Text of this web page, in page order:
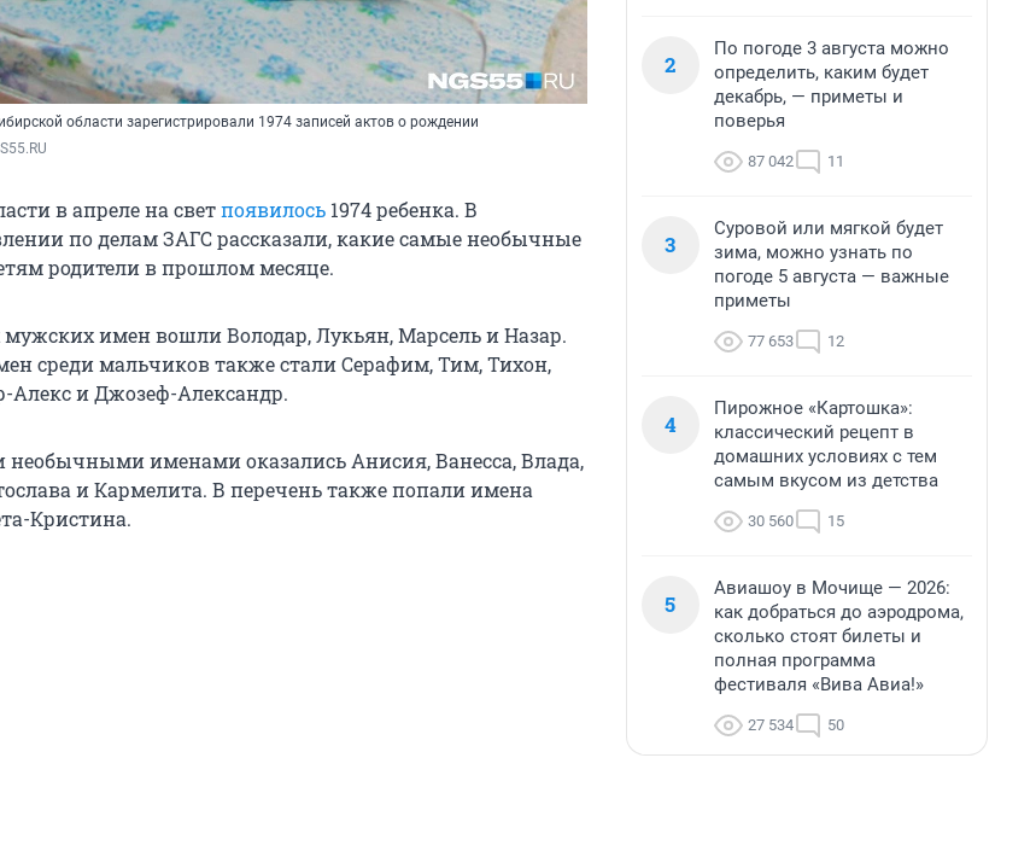
области зарегистрировали 1974 записей актов о рождении
в апреле на светпоявилось 1974 ребенка. В
по делам ЗАГС рассказали, какие самые необычные
родители в прошлом месяце.
мужских имен вошли Володар, Лукьян, Марсель и Назар.
среди мальчиков также стали Серафим, Тим, Тихон,
Алекс и Джозеф-Александр.
именами оказались Анисия, Ванесса, Влада,
и Кармелита. В перечень также попали имена
Кристина.
2
По погоде 3 августа можно
определить, каким будет
декабрь, — приметы и
поверья
87 042 11
3
Суровой или мягкой будет
зима, можно узнать по
погоде 5 августа — важные
приметы
77 653 12
4
Пирожное «Картошка»:
классический рецепт в
домашних условиях с тем
самым вкусом из детства
30 560 15
5
Авиашоу в Мочище — 2026:
как добраться до аэродрома,
сколько стоят билеты и
полная программа
фестиваля «Вива Авиа!»
27 534 50